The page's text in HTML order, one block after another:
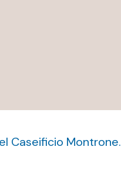
Caseificio Montrone.